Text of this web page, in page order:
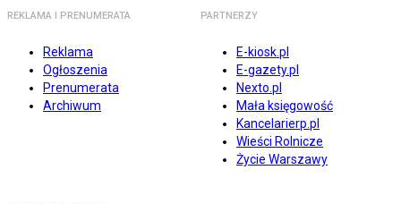
REKLAMA I PRENUMERATA
Reklama
Ogłoszenia
Prenumerata
Archiwum
PARTNERZY
E-kiosk.pl
E-gazety.pl
Nexto.pl
Mała księgowość
Kancelarierp.pl
Wieści Rolnicze
Życie Warszawy